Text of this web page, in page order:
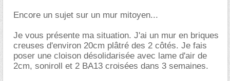
Encore un sujet sur un mur mitoyen...
Je vous présente ma situation. J'ai un mur en briques
creuses d'environ 20cm plâtré des 2 côtés. Je fais
poser une cloison désolidarisée avec lame d'air de
2cm, soniroll et 2 BA13 croisées dans 3 semaines.